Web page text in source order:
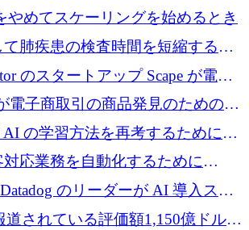
リプロダクションに賭けました
やめてスケーリングを始めるとき
肺疾患の検査時間を短縮する英
ック挑戦者が1900万ドルを獲得
のスタートアップ Scape が電子
するために 320 万ドルを調達し
から浮上
電子商取引の商品発見のための
るために 120 万ユーロを調達
AI の学習方法を再考するために
ロを調達
応業務を自動化するために
のシードを確保
のリーダーが AI 導入スタ
Arrakis を支援
道されている評価額1,150億ドルで